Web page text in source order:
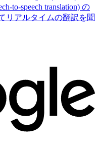
to-speech translation) の
リアルタイムの翻訳を聞